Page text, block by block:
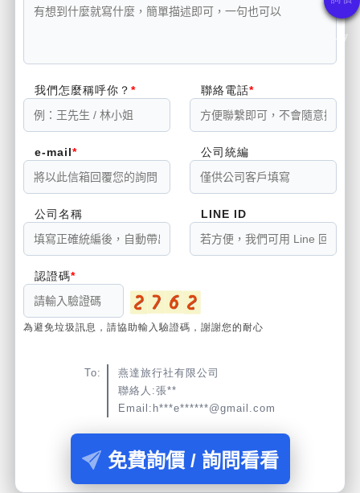
我們怎麼稱呼你？ 聯絡電話
e-mail 公司統編
公司名稱 LINE ID
認證碼
為避免垃圾訊息，請協助輸入驗證碼，謝謝您的耐心
To:
燕達旅行社有限公司
聯絡人:張**
Email:h***e******@gmail.com
免費詢價 / 詢問看看